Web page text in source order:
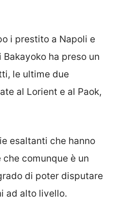
i prestito a Napoli e
ha preso un
le ultime due
al Lorient e al Paok,
esaltanti che hanno
comunque è un
di poter disputare
ad alto livello.